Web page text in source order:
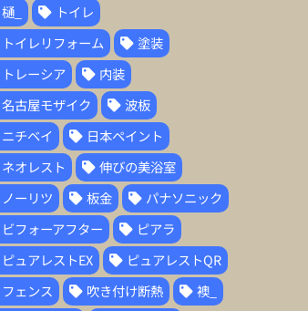
樋_
トイレ
トイレリフォーム
塗装
トレーシア
内装
名古屋モザイク
波板
ニチベイ
日本ペイント
ネオレスト
伸びの美浴室
ノーリツ
板金
パナソニック
ビフォーアフター
ピアラ
ピュアレストEX
ピュアレストQR
フェンス
吹き付け断熱
襖_